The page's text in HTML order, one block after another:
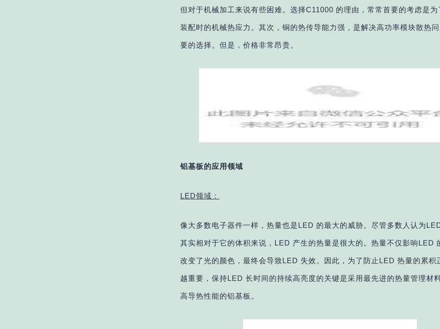
但对于机械加工来说有些困难。选择C11000 的理由，常常首要的考虑是为
装配时的机械热应力。 其次，铜的热传导能力强，是解决高功率模块散热
要的选择。 但是，价格非常昂贵。
铝基板的应用领域
LED领域：
像大多数电子器件一样，热量也是LED 的最大的威胁。尽管多数人认为
其实相对于它的体积来说，LED 产生的热量是很大的。 热量不仅影响LED
改变了光的颜色，最终会导致LED 失效。 因此，为了防止LED 热量的累积
越重要，保持LED 长时间的持续高亮度的关键是采用最先进的热量管理材
高导热性能的铝基板。